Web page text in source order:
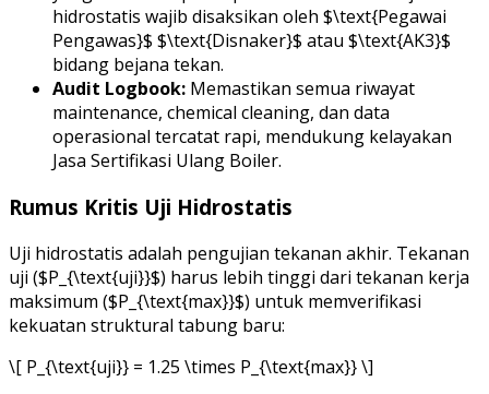
hidrostatis wajib disaksikan oleh $\text{Pegawai
Pengawas}$ $\text{Disnaker}$ atau $\text{AK3}$
bidang bejana tekan.
Audit Logbook: Memastikan semua riwayat
maintenance, chemical cleaning, dan data
operasional tercatat rapi, mendukung kelayakan
Jasa Sertifikasi Ulang Boiler.
Rumus Kritis Uji Hidrostatis
Uji hidrostatis adalah pengujian tekanan akhir. Tekanan
uji ($P_{\text{uji}}$) harus lebih tinggi dari tekanan kerja
maksimum ($P_{\text{max}}$) untuk memverifikasi
kekuatan struktural tabung baru:
\[ P_{\text{uji}} = 1.25 \times P_{\text{max}} \]